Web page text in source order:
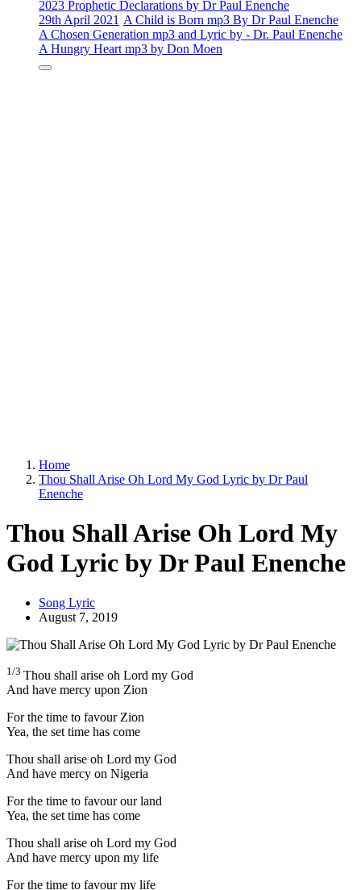
2023 Prophetic Declarations by Dr Paul Enenche
29th April 2021 A Child is Born mp3 By Dr Paul Enenche
A Chosen Generation mp3 and Lyric by - Dr. Paul Enenche
A Hungry Heart mp3 by Don Moen
Home
Thou Shall Arise Oh Lord My God Lyric by Dr Paul
Enenche
Thou Shall Arise Oh Lord My
God Lyric by Dr Paul Enenche
Song Lyric
August 7, 2019
1/3 Thou shall arise oh Lord my God
And have mercy upon Zion
For the time to favour Zion
Yea, the set time has come
Thou shall arise oh Lord my God
And have mercy on Nigeria
For the time to favour our land
Yea, the set time has come
Thou shall arise oh Lord my God
And have mercy upon my life
For the time to favour my life